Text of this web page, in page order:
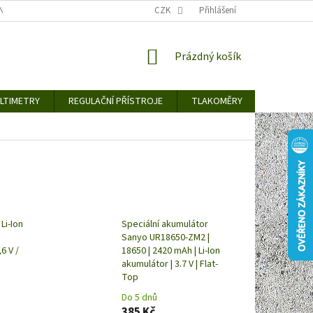
KE STAŽENÍ CENY ZA DOPRAVU / ZPŮSOBY DORUČENÍ
CZK Přihlášení
NÁKUPNÍ
Prázdný košík
REGULAČNÍ PŘÍSTROJE TLAKOMĚRY
Ion
V /
Speciální akumulátor
Sanyo UR18650-ZM2 |
18650 | 2420 mAh | Li-Ion
akumulátor | 3.7 V | Flat-
Top
Do 5 dnů